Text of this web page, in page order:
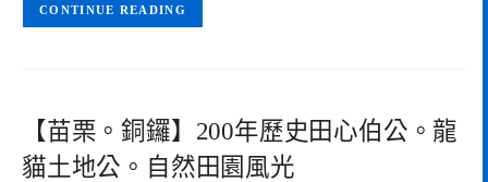
CONTINUE READING
【苗栗。銅鑼】200年歷史田心伯公。龍
貓土地公。自然田園風光